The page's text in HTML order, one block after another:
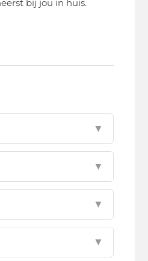
bij jou in huis.
▼
▼
▼
▼